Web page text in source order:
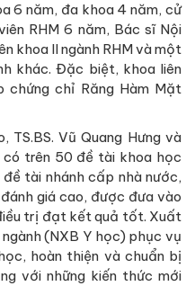
6 năm, đa khoa 4 năm, cử
RHM 6 năm, Bác sĩ Nội
khoa II ngành RHM và một
khác. Đặc biệt, khoa liên
chỉ Răng Hàm Mặt
Vũ Quang Hưng và
trên 50 đề tài khoa học
tài nhánh cấp nhà nước,
giá cao, được đưa vào
trị đạt kết quả tốt. Xuất
(NXB Y học) phục vụ
hoàn thiện và chuẩn bị
với những kiến thức mới